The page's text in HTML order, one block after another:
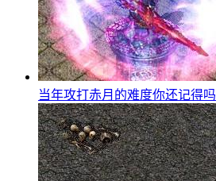
当年攻打赤月的难度你还记得吗